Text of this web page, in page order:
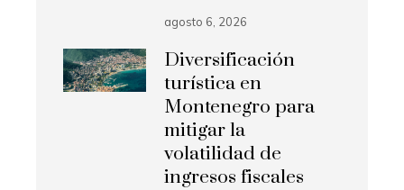
agosto 6, 2026
Diversificación
turística en
Montenegro para
mitigar la
volatilidad de
ingresos fiscales